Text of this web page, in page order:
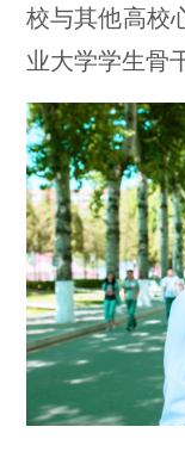
校与其他高校
业大学学生骨